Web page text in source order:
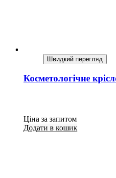
Швидкий перегляд
Косметологічне
Ціна за запитом
Додати в кошик